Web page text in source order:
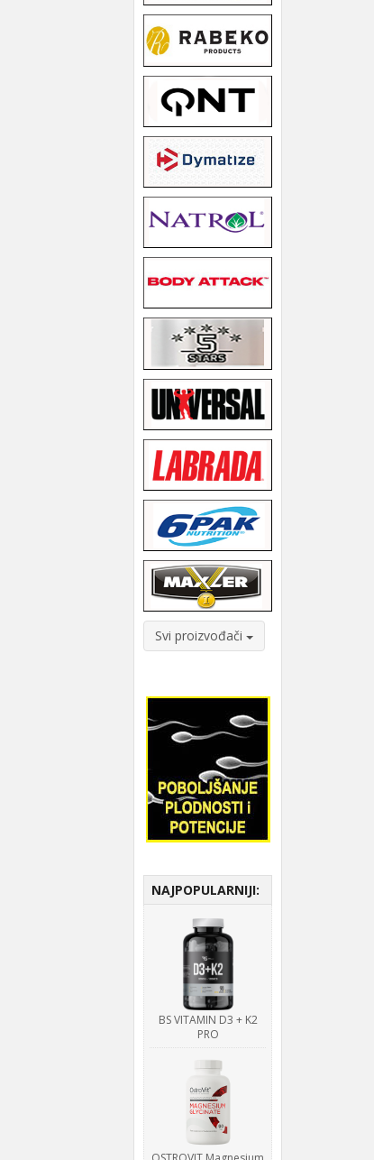
Svi proizvođači
NAJPOPULARNIJI:
BS VITAMIN D3 + K2
PRO